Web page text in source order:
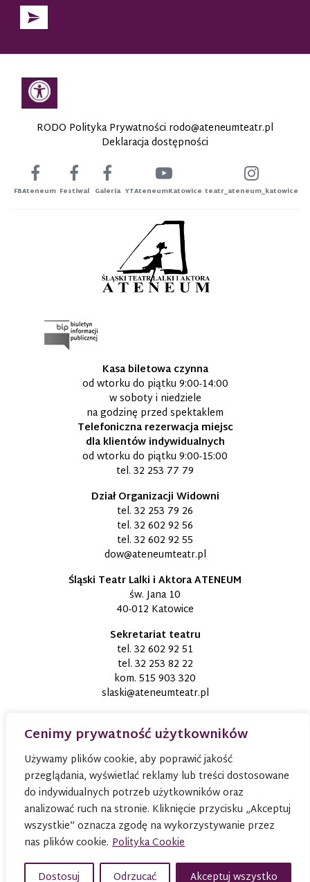
Cenimy prywatność użytkowników
Używamy plików cookie, aby poprawić jakość
przeglądania, wyświetlać reklamy lub treści dostosowane
do indywidualnych potrzeb użytkowników oraz
analizować ruch na stronie. Kliknięcie przycisku „Akceptuj
wszystkie” oznacza zgodę na wykorzystywanie przez
nas plików cookie. Polityka Cookie
Dostosuj
Odrzucać Akceptuj wszystko
RODO Polityka Prywatności rodo@ateneumteatr.pl
Deklaracja dostępności
FBAteneum Festiwal Galeria YTAteneumKatowice teatr_ateneum_katowice
Kasa biletowa czynna
od wtorku do piątku 9:00-14:00
w soboty i niedziele
na godzinę przed spektaklem
Telefoniczna rezerwacja miejsc
dla klientów indywidualnych
od wtorku do piątku 9:00-15:00
tel. 32 253 77 79
Dział Organizacji Widowni
tel. 32 253 79 26
tel. 32 602 92 56
tel. 32 602 92 55
dow@ateneumteatr.pl
Śląski Teatr Lalki i Aktora ATENEUM
św. Jana 10
40-012 Katowice
Sekretariat teatru
tel. 32 602 92 51
tel. 32 253 82 22
kom. 515 903 320
slaski@ateneumteatr.pl
© 2026TEATR ATENEUM W KATOWICACH
prawa zastrzeżone